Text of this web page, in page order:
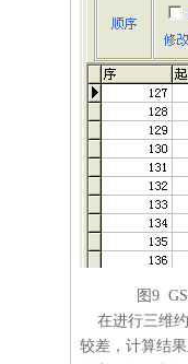
图9 GSP软
在进行三维约
较差，计算结